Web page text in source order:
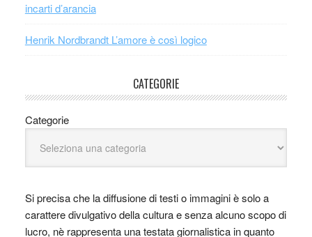
incarti d’arancia
Henrik Nordbrandt L’amore è così logico
CATEGORIE
Categorie
Si precisa che la diffusione di testi o immagini è solo a
carattere divulgativo della cultura e senza alcuno scopo di
lucro, nè rappresenta una testata giornalistica in quanto